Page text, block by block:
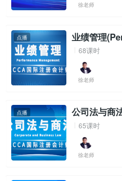
徐老师
点播
68课时
徐老师
点播
65课时
徐老师